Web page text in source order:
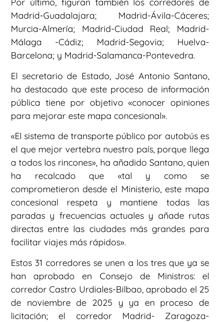
Por último, figuran también los corredores de
Madrid-Guadalajara; Madrid-Ávila-Cáceres;
Murcia-Almería; Madrid-Ciudad Real; Madrid-
Málaga -Cádiz; Madrid-Segovia; Huelva-
Barcelona; y Madrid-Salamanca-Pontevedra.
El secretario de Estado, José Antonio Santano,
ha destacado que este proceso de información
pública tiene por objetivo «conocer opiniones
para mejorar este mapa concesional».
«El sistema de transporte público por autobús es
el que mejor vertebra nuestro país, porque llega
a todos los rincones», ha añadido Santano, quien
ha recalcado que «tal y como se
comprometieron desde el Ministerio, este mapa
concesional respeta y mantiene todas las
paradas y frecuencias actuales y añade rutas
directas entre las ciudades más grandes para
facilitar viajes más rápidos».
Estos 31 corredores se unen a los tres que ya se
han aprobado en Consejo de Ministros: el
corredor Castro Urdiales-Bilbao, aprobado el 25
de noviembre de 2025 y ya en proceso de
licitación; el corredor Madrid- Zaragoza-